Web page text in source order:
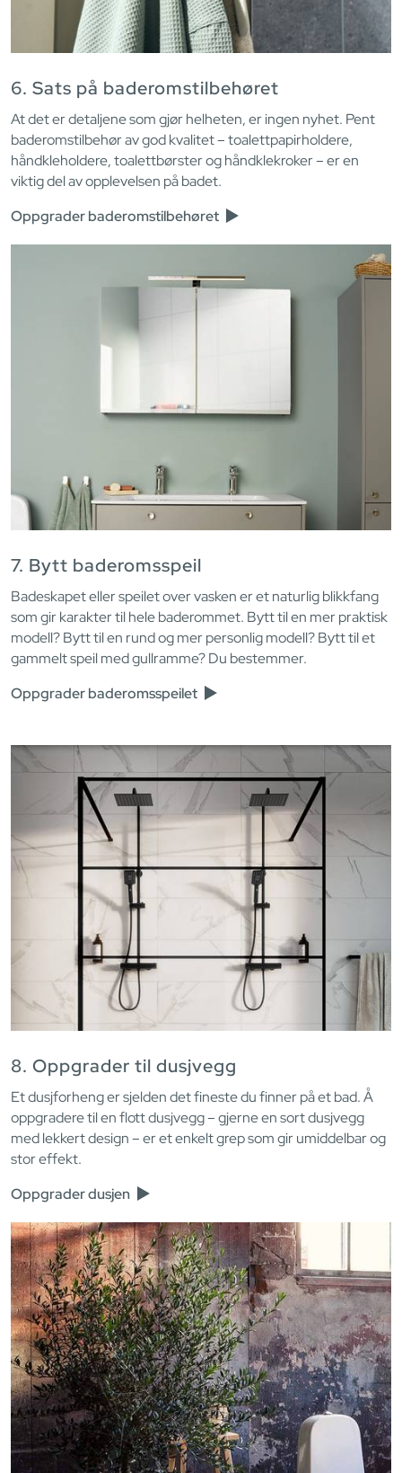
6. Sats på baderomstilbehøret
At det er detaljene som gjør helheten, er ingen nyhet. Pent
baderomstilbehør av god kvalitet – toalettpapirholdere,
håndkleholdere, toalettbørster og håndklekroker – er en
viktig del av opplevelsen på badet.
Oppgrader baderomstilbehøret
7. Bytt baderomsspeil
Badeskapet eller speilet over vasken er et naturlig blikkfang
som gir karakter til hele baderommet. Bytt til en mer praktisk
modell? Bytt til en rund og mer personlig modell? Bytt til et
gammelt speil med gullramme? Du bestemmer.
Oppgrader baderomsspeilet
8. Oppgrader til dusjvegg
Et dusjforheng er sjelden det fineste du finner på et bad. Å
oppgradere til en flott dusjvegg – gjerne en sort dusjvegg
med lekkert design – er et enkelt grep som gir umiddelbar og
stor effekt.
Oppgrader dusjen